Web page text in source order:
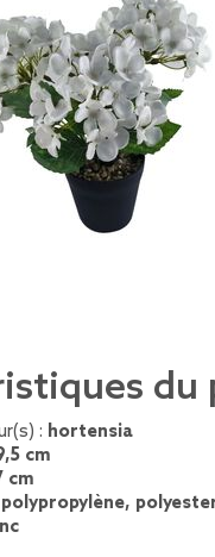
du
: hortensia
cm
cm
polypropylène,